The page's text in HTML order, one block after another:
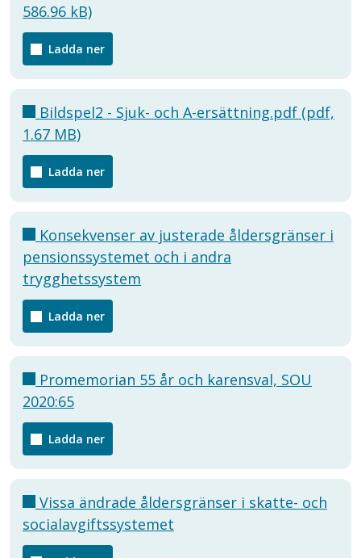
586.96 kB)
Ladda ner
Bildspel2 - Sjuk- och A-ersättning.pdf (pdf,
1.67 MB)
Ladda ner
Konsekvenser av justerade åldersgränser i
pensionssystemet och i andra
trygghetssystem
Ladda ner
Promemorian 55 år och karensval, SOU
2020:65
Ladda ner
Vissa ändrade åldersgränser i skatte- och
socialavgiftssystemet